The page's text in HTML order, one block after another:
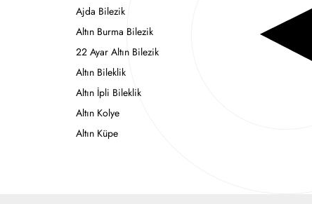
Ajda Bilezik
Altın Burma Bilezik
22 Ayar Altın Bilezik
Altın Bileklik
Altın İpli Bileklik
Altın Kolye
Altın Küpe